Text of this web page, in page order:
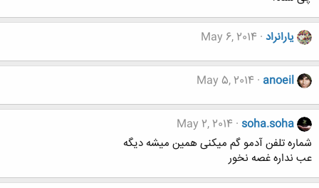
یارانراد May 6, 2014
anoeil
May 5, 2014
soha.soha
May 2, 2014
شماره تلفن آدمو گم میکنی همین میشه دیگه
عب نداره غصه نخور